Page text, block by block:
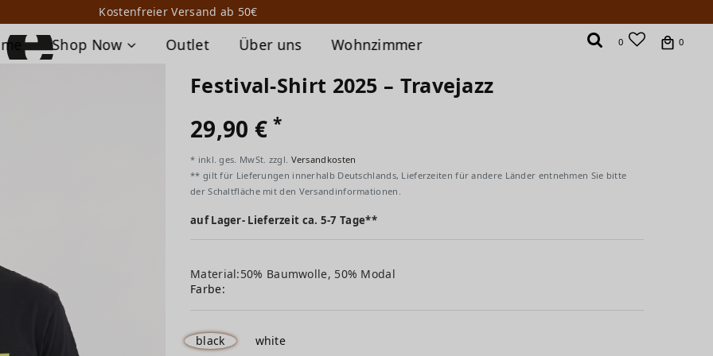
Kostenfreier Versand ab 50€
Shop Now Outlet Über uns Wohnzimmer 0 0
Festival-Shirt 2025 – Travejazz
29,90 €*
* inkl. ges. MwSt. zzgl. Versandkosten
** gilt für Lieferungen innerhalb Deutschlands, Lieferzeiten für andere Länder entnehmen Sie bitte
der Schaltfläche mit den Versandinformationen.
auf Lager- Lieferzeit ca. 5-7 Tage**
Material:50% Baumwolle, 50% Modal
Farbe:
black white